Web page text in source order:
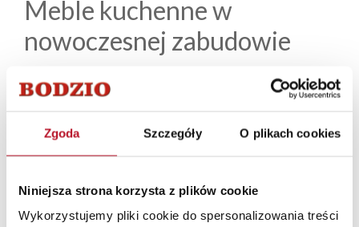
Zgoda Szczegóły O plikach cookies
Niniejsza strona korzysta z plików cookie
Wykorzystujemy pliki cookie do spersonalizowania treści
Meble kuchennew
nowoczesnej zabudowie
funkcjonalne zabudowy kuchenne, które gwarantują pełen
“trójkąta roboczego w kuchni”. Posiadamy w szczególności
rozwiązaniem w kuchni. Intuicyjne wyspy kuchenne, szafy pod